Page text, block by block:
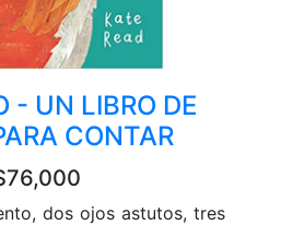
- UN LIBRO DE
CONTAR
dos ojos astutos, tres